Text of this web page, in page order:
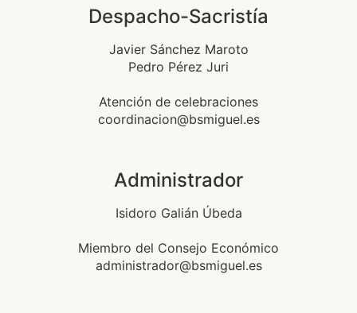
Despacho-Sacristía
Javier Sánchez Maroto
Pedro Pérez Juri
Atención de celebraciones
coordinacion@bsmiguel.es
Administrador
Isidoro Galián Úbeda
Miembro del Consejo Económico
administrador@bsmiguel.es